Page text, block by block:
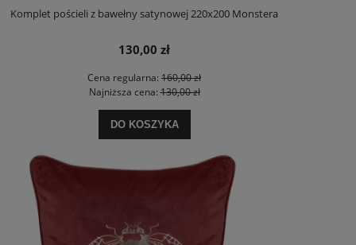
Komplet pościeli z bawełny satynowej 220x200 Monstera
130,00 zł
Cena regularna: 160,00 zł
Najniższa cena:130,00 zł
DO KOSZYKA